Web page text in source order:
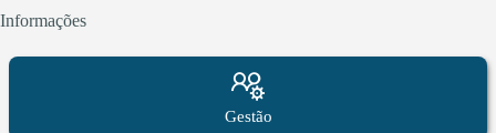
Informações
Gestão